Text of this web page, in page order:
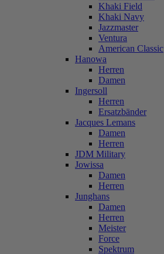
Khaki Field
Khaki Navy
Jazzmaster
Ventura
American Classic
Hanowa
Herren
Damen
Ingersoll
Herren
Ersatzbänder
Jacques Lemans
Damen
Herren
JDM Military
Jowissa
Damen
Herren
Junghans
Damen
Herren
Meister
Force
Spektrum